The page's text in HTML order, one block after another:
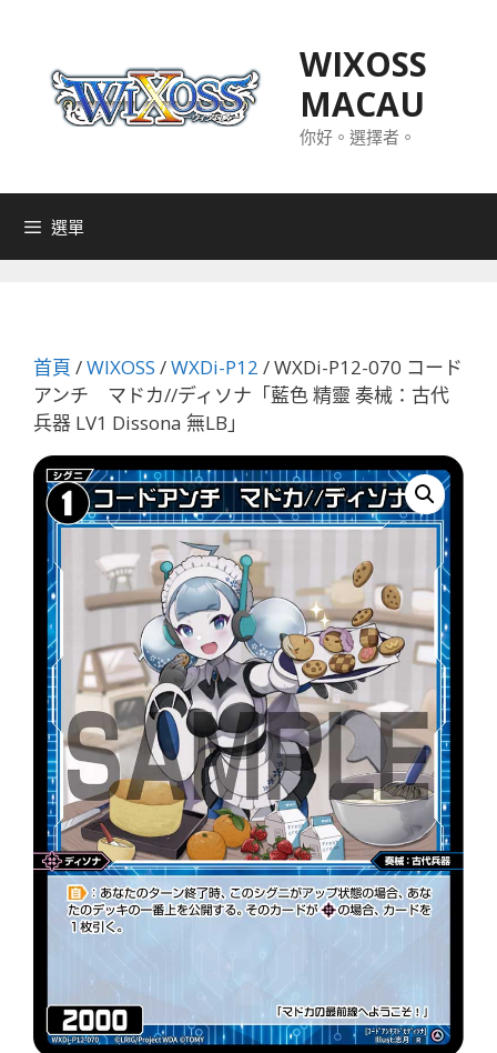
WIXOSS
MACAU
你好。選擇者。
選單
首頁 /WIXOSS /WXDi-P12 / WXDi-P12-070 コード
アンチ マドカ//ディソナ「藍色 精靈 奏械：古代
兵器 LV1 Dissona 無LB」